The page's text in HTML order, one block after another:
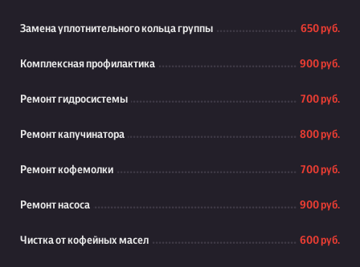
Замена уплотнительного кольца группы 650 руб.
Комплексная профилактика 900 руб.
Ремонт гидросистемы 700 руб.
Ремонт капучинатора 800 руб.
Ремонт кофемолки 700 руб.
Ремонт насоса 900 руб.
Чистка от кофейных масел 600 руб.